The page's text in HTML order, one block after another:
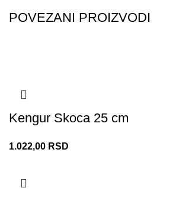
POVEZANI PROIZVODI
Kengur Skoca 25 cm
1.022,00 RSD